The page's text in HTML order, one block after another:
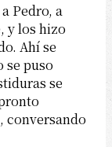
Pedro, a
y los hizo
Ahí se
se puso
se
conversando